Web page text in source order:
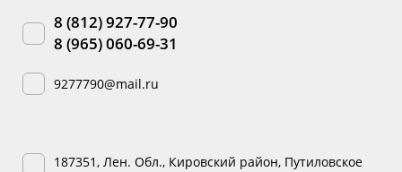
8 (812) 927-77-90
8 (965) 060-69-31
9277790@mail.ru
187351, Лен. Обл., Кировский район, Путиловское